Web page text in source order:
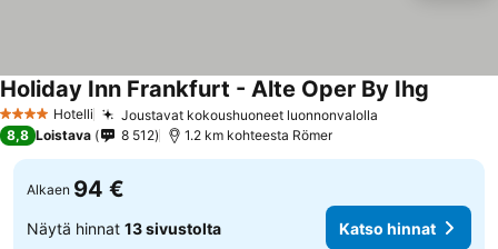
4 Tähtiluokitus
Hotelli Joustavat kokoushuoneet luonnonvalolla
Holiday Inn Frankfurt - Alte Oper By Ihg
8,8 Loistava 8 512 1.2 km kohteesta Römer
Alkaen 94 €
Näytä hinnat 13 sivustolta Katso hinnat